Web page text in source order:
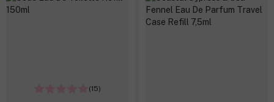
(15)